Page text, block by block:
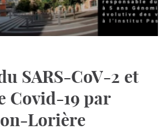
SARS-CoV-2 et
Covid-19 par
Lorière